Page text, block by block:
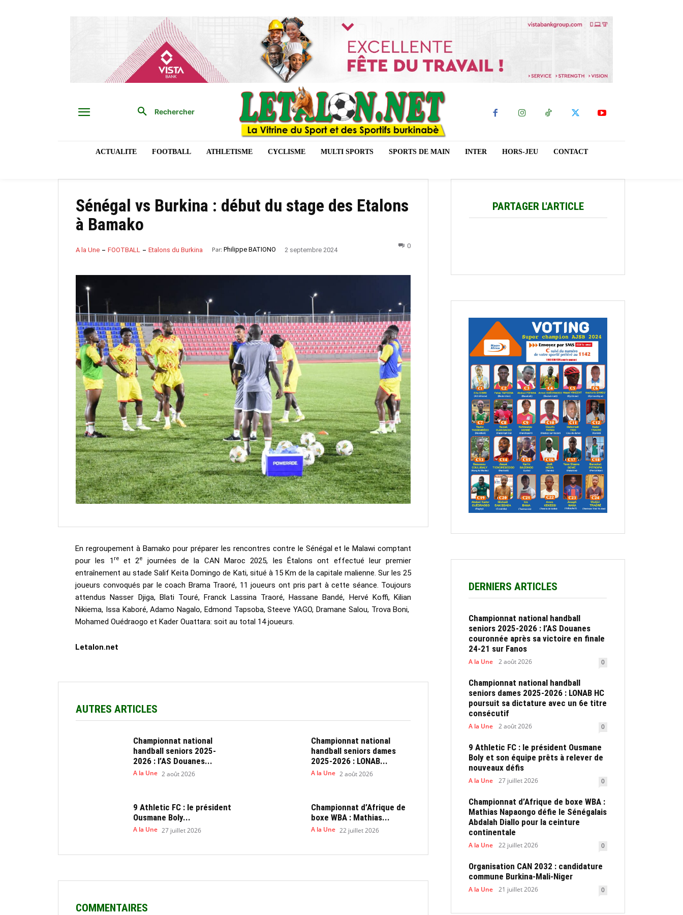
Rechercher
ACTUALITE FOOTBALL ATHLETISME CYCLISME MULTI SPORTS SPORTS DE MAIN INTER HORS-JEU CONTACT
Sénégal vs Burkina : début du stage des Etalons
à Bamako
A la Une FOOTBALL Etalons du Burkina Par: Philippe BATIONO 2 septembre 2024
0
En regroupement à Bamako pour préparer les rencontres contre le Sénégal et le Malawi comptant
pour les 1reet 2e
journées de la CAN Maroc 2025, les Étalons ont effectué leur premier
entraînement au stade Salif Keita Domingo de Kati, situé à 15 Km de la capitale malienne. Sur les 25
joueurs convoqués par le coach Brama Traoré, 11 joueurs ont pris part à cette séance. Toujours
attendus Nasser Djiga, Blati Touré, Franck Lassina Traoré, Hassane Bandé, Hervé Koffi, Kilian
Nikiema, Issa Kaboré, Adamo Nagalo, Edmond Tapsoba, Steeve YAGO, Dramane Salou, Trova Boni,
Mohamed Ouédraogo et Kader Ouattara: soit au total 14 joueurs.
Letalon.net
AUTRES ARTICLES
Championnat national
handball seniors 2025-
2026 : l’AS Douanes...
A la Une 2 août 2026
Championnat national
handball seniors dames
2025-2026 : LONAB...
A la Une 2 août 2026
9 Athletic FC : le président
Ousmane Boly...
A la Une 27 juillet 2026
Championnat d’Afrique de
boxe WBA : Mathias...
A la Une 22 juillet 2026
COMMENTAIRES
PARTAGER L'ARTICLE
DERNIERS ARTICLES
Championnat national handball
seniors 2025-2026 : l’AS Douanes
couronnée après sa victoire en finale
24-21 sur Fanos
A la Une 2 août 2026 0
Championnat national handball
seniors dames 2025-2026 : LONAB HC
poursuit sa dictature avec un 6e titre
consécutif
A la Une 2 août 2026 0
9 Athletic FC : le président Ousmane
Boly et son équipe prêts à relever de
nouveaux défis
A la Une 27 juillet 2026 0
Championnat d’Afrique de boxe WBA :
Mathias Napaongo défie le Sénégalais
Abdalah Diallo pour la ceinture
continentale
A la Une 22 juillet 2026 0
Organisation CAN 2032 : candidature
commune Burkina-Mali-Niger
A la Une 21 juillet 2026 0